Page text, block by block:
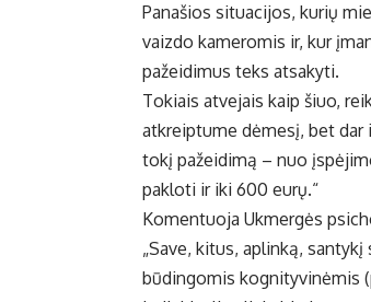
Panašios situacijos, kurių
vaizdo kameromis ir, kur
pažeidimus teks atsakyti.
Tokiais atvejais kaip šiuo,
atkreiptume dėmesį, bet
tokį pažeidimą – nuo
pakloti ir iki 600 eurų.“
Komentuoja Ukmergės
„Save, kitus, aplinką,
būdingomis kognityvinėmis